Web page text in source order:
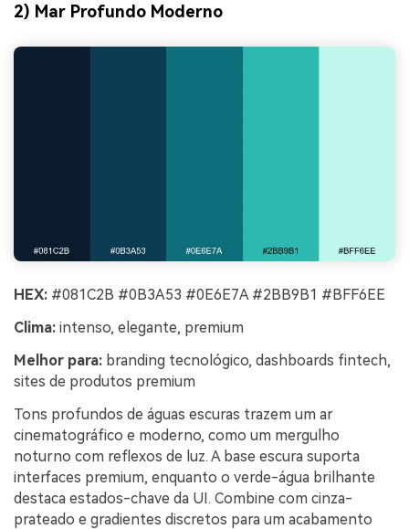
2) Mar Profundo Moderno
HEX: #081C2B #0B3A53 #0E6E7A #2BB9B1 #BFF6EE
Clima: intenso, elegante, premium
Melhor para: branding tecnológico, dashboards fintech,
sites de produtos premium
Tons profundos de águas escuras trazem um ar
cinematográfico e moderno, como um mergulho
noturno com reflexos de luz. A base escura suporta
interfaces premium, enquanto o verde-água brilhante
destaca estados-chave da UI. Combine com cinza-
prateado e gradientes discretos para um acabamento